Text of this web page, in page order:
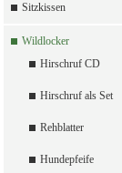
Sitzkissen
Wildlocker
Hirschruf CD
Hirschruf als Set
Rehblatter
Hundepfeife